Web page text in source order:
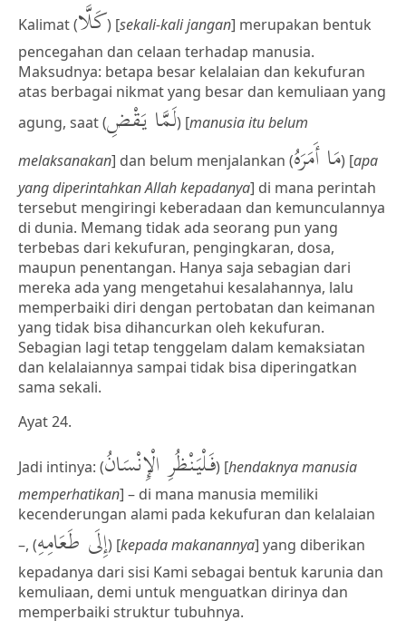
Kalimat (كَلَّا) [sekali-kali jangan] merupakan bentuk
pencegahan dan celaan terhadap manusia.
Maksudnya: betapa besar kelalaian dan kekufuran
atas berbagai nikmat yang besar dan kemuliaan yang
agung, saat (لَمَّا يَقْضِ) [manusia itu belum
melaksanakan] dan belum menjalankan (مَا أَمَرَهُ) [apa
yang diperintahkan Allah kepadanya] di mana perintah
tersebut mengiringi keberadaan dan kemunculannya
di dunia. Memang tidak ada seorang pun yang
terbebas dari kekufuran, pengingkaran, dosa,
maupun penentangan. Hanya saja sebagian dari
mereka ada yang mengetahui kesalahannya, lalu
memperbaiki diri dengan pertobatan dan keimanan
yang tidak bisa dihancurkan oleh kekufuran.
Sebagian lagi tetap tenggelam dalam kemaksiatan
dan kelalaiannya sampai tidak bisa diperingatkan
sama sekali.
Ayat 24.
Jadi intinya: (فَلْيَنْظُرِ الْإِنْسَانُ) [hendaknya manusia
memperhatikan] – di mana manusia memiliki
kecenderungan alami pada kekufuran dan kelalaian
–, (إِلَى طَعَامِهِ) [kepada makanannya] yang diberikan
kepadanya dari sisi Kami sebagai bentuk karunia dan
kemuliaan, demi untuk menguatkan dirinya dan
memperbaiki struktur tubuhnya.